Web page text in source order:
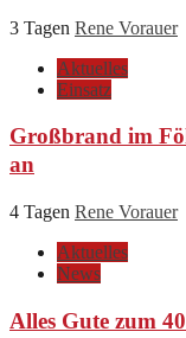
3 Tagen Rene Vorauer
Aktuelles
Einsatz
Großbrand im
an
4 Tagen Rene Vorauer
Aktuelles
News
Alles Gute zum